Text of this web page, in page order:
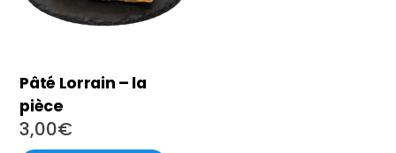
Pâté Lorrain – la
pièce
3,00€